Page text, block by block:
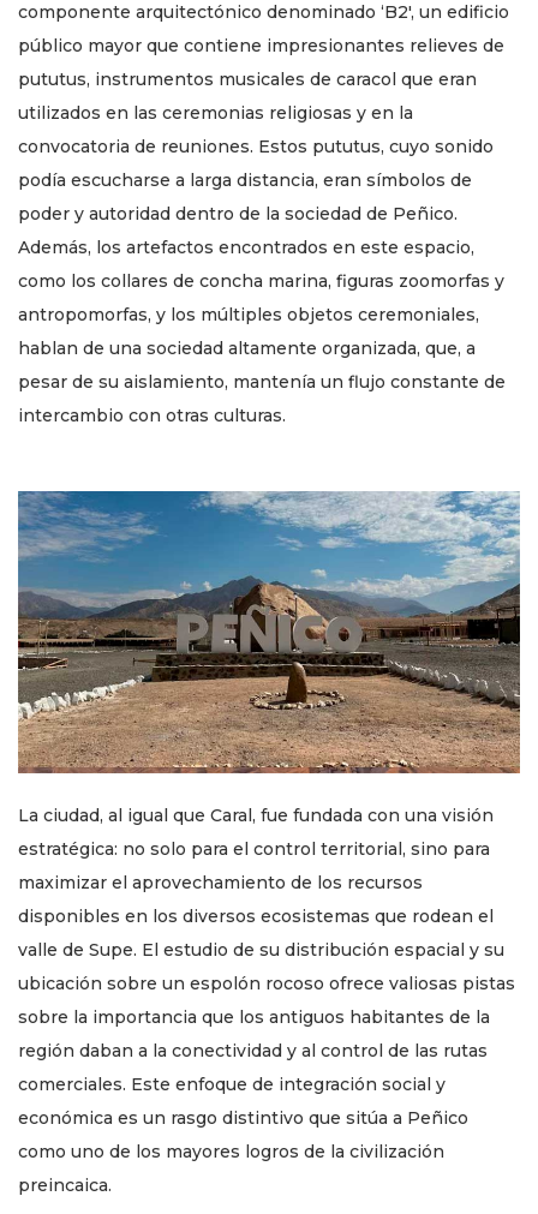
componente arquitectónico denominado ‘B2′, un edificio
público mayor que contiene impresionantes relieves de
pututus, instrumentos musicales de caracol que eran
utilizados en las ceremonias religiosas y en la
convocatoria de reuniones. Estos pututus, cuyo sonido
podía escucharse a larga distancia, eran símbolos de
poder y autoridad dentro de la sociedad de Peñico.
Además, los artefactos encontrados en este espacio,
como los collares de concha marina, figuras zoomorfas y
antropomorfas, y los múltiples objetos ceremoniales,
hablan de una sociedad altamente organizada, que, a
pesar de su aislamiento, mantenía un flujo constante de
intercambio con otras culturas.
La ciudad, al igual que Caral, fue fundada con una visión
estratégica: no solo para el control territorial, sino para
maximizar el aprovechamiento de los recursos
disponibles en los diversos ecosistemas que rodean el
valle de Supe. El estudio de su distribución espacial y su
ubicación sobre un espolón rocoso ofrece valiosas pistas
sobre la importancia que los antiguos habitantes de la
región daban a la conectividad y al control de las rutas
comerciales. Este enfoque de integración social y
económica es un rasgo distintivo que sitúa a Peñico
como uno de los mayores logros de la civilización
preincaica.